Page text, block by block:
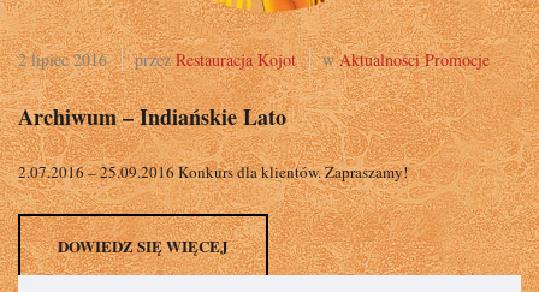
2 lipiec 2016 przezRestauracja Kojot wAktualności Promocje
Archiwum – Indiańskie Lato
2.07.2016 – 25.09.2016 Konkurs dla klientów. Zapraszamy!
DOWIEDZ SIĘ WIĘCEJ